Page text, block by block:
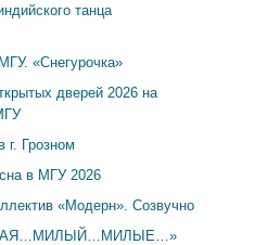
танца
«Снегурочка»
дверей 2026 на
Грозном
в МГУ 2026
«Модерн». Созвучно